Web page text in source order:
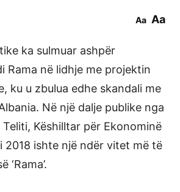
Aa Aa
ka sulmuar ashpër
Rama në lidhje me projektin
ku u zbulua edhe skandali me
Në një dalje publike nga
Teliti, Këshilltar për Ekonominë
2018 ishte një ndër vitet më të
‘Rama’.